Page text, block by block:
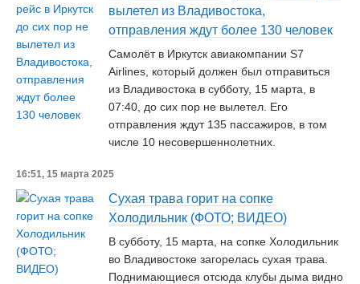
вылетел из Владивостока,
отправления ждут более 130 человек
Самолёт в Иркутск авиакомпании S7
Airlines, который должен был отправиться
из Владивостока в субботу, 15 марта, в
07:40, до сих пор не вылетел. Его
отправления ждут 135 пассажиров, в том
числе 10 несовершеннолетних.
16:51, 15 марта 2025
Сухая трава горит на сопке
Холодильник (ФОТО; ВИДЕО)
В субботу, 15 марта, на сопке Холодильник
во Владивостоке загорелась сухая трава.
Поднимающиеся отсюда клубы дыма видно